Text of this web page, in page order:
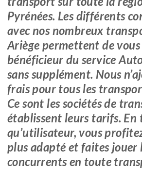
Pyrénées. Les différents
avec nos nombreux
Ariège permettent de
bénéficieur du service
sans supplément. Nous
frais pour tous les
Ce sont les sociétés de
établissent leurs tarifs. En
qu’utilisateur, vous
plus adapté et faites jouer
concurrents en toute